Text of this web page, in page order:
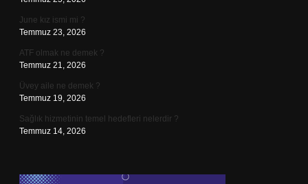
June kız ismi mi ?
Temmuz 23, 2026
ATF olmak ne demek ?
Temmuz 21, 2026
Üvey aile ne demek ?
Temmuz 19, 2026
Sağlık hizmetinin temel hedefleri nelerdir ?
Temmuz 14, 2026